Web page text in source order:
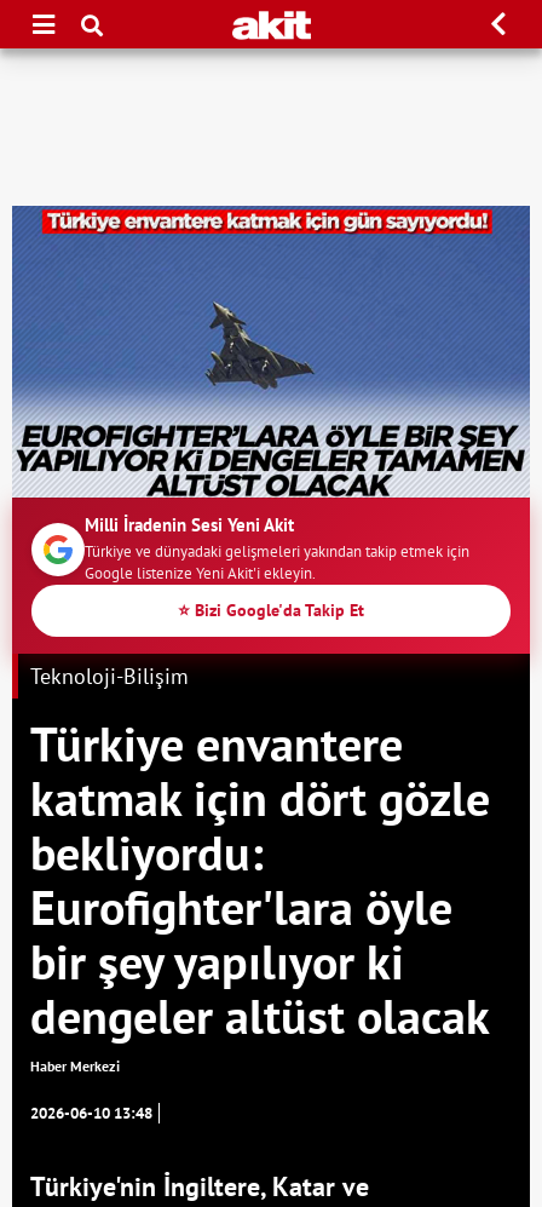
Milli İradenin Sesi Yeni Akit
Türkiye ve dünyadaki gelişmeleri yakından takip etmek için
Google listenize Yeni Akit'i ekleyin.
⭐ Bizi Google'da Takip Et
Teknoloji-Bilişim
Türkiye envantere
katmak için dört gözle
bekliyordu:
Eurofighter'lara öyle
bir şey yapılıyor ki
dengeler altüst olacak
Haber Merkezi
2026-06-10 13:48
Türkiye'nin İngiltere, Katar ve